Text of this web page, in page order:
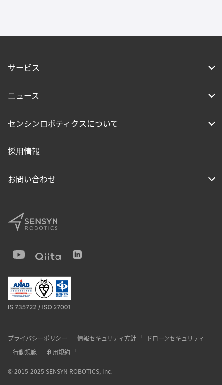
サービス
ニュース
センシンロボティクスについて
採用情報
お問い合わせ
プライバシーポリシー 情報セキュリティ方針
ドローンセキュリティ
行動規範
利用規約
© 2015-2025 SENSYN ROBOTICS, Inc.